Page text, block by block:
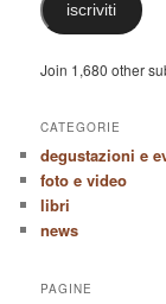
iscriviti
Join 1,680 other
CATEGORIE
degustazioni e
foto e video
libri
news
PAGINE